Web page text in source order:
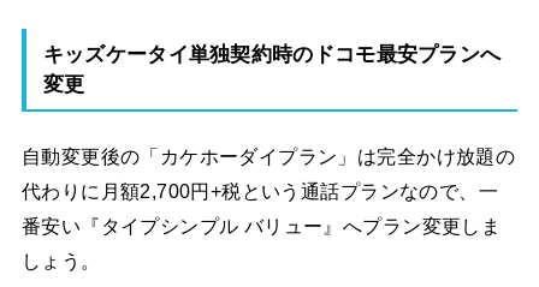
キッズケータイ単独契約時のドコモ最安プランへ
変更
自動変更後の「カケホーダイプラン」は完全かけ放題の
代わりに月額2,700円+税という通話プランなので、一
番安い『タイプシンプル バリュー』へプラン変更しま
しょう。